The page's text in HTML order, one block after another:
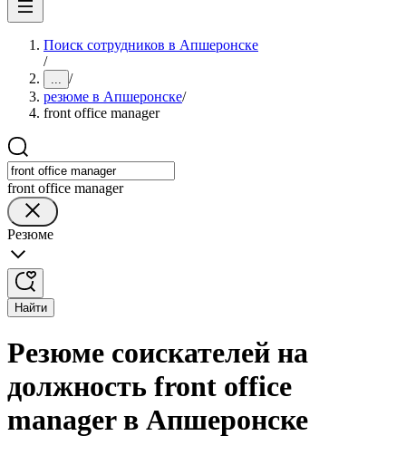
Поиск сотрудников в Апшеронске
/
... /
резюме в Апшеронске/
front office manager
front office manager
Резюме
Найти
Резюме соискателей на
должность front office
manager в Апшеронске